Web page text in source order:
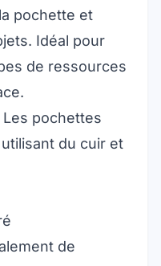
pochette et
Idéal pour
de ressources
Les pochettes
du cuir et
de